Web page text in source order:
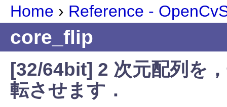
Home › Reference -
core_flip
[32/64bit] 2 次元配列を
転させます．